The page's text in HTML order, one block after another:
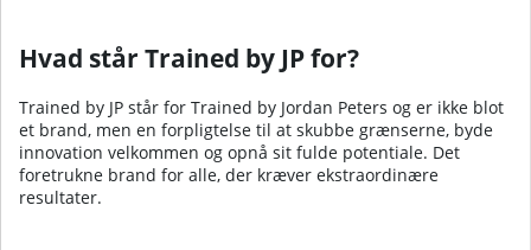
Hvad står Trained by JP for?
Trained by JP står for Trained by Jordan Peters og er ikke blot
et brand, men en forpligtelse til at skubbe grænserne, byde
innovation velkommen og opnå sit fulde potentiale. Det
foretrukne brand for alle, der kræver ekstraordinære
resultater.